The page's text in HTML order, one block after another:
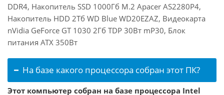
DDR4, Накопитель SSD 1000Гб M.2 Apacer AS2280P4,
Накопитель HDD 2Тб WD Blue WD20EZAZ, Видеокарта
nVidia GeForce GT 1030 2Гб TDP 30Вт mP30, Блок
питания ATX 350Вт
На базе какого процессора собран этот ПК?
Этот компьютер собран на базе процессора Intel